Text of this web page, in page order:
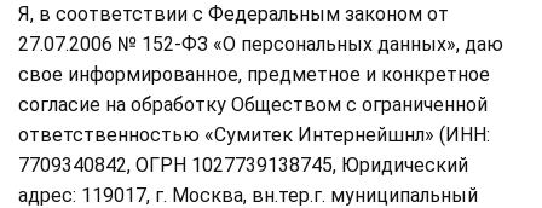
Я, в соответствии с Федеральным законом от
27.07.2006 № 152-ФЗ «О персональных данных», даю
свое информированное, предметное и конкретное
согласие на обработку Обществом с ограниченной
ответственностью «Сумитек Интернейшнл» (ИНН:
7709340842, ОГРН 1027739138745, Юридический
адрес: 119017, г. Москва, вн.тер.г. муниципальный